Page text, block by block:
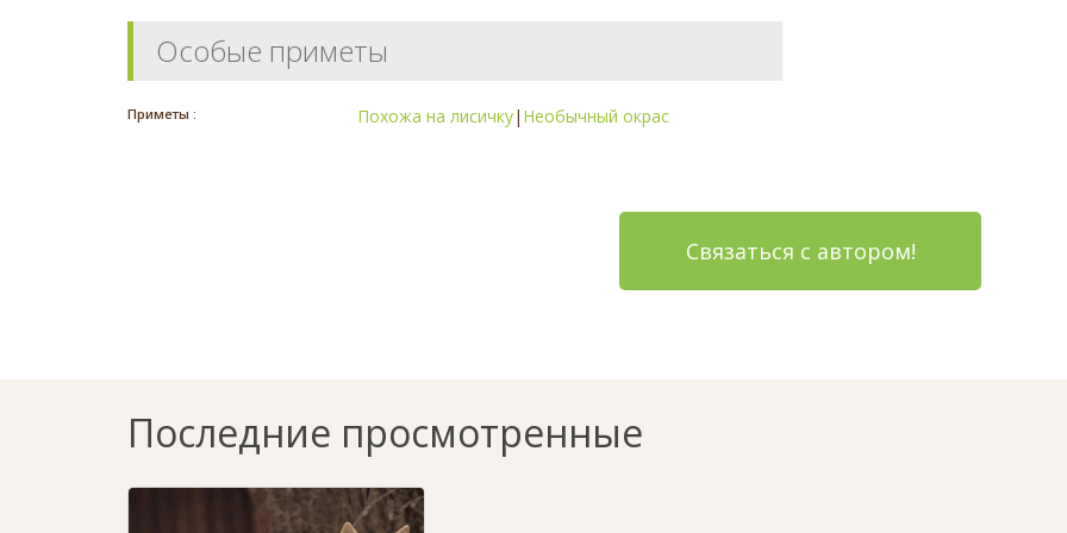
Особые приметы
Приметы : Похожа на лисичку| Необычный окрас
Связаться с автором!
Последние просмотренные